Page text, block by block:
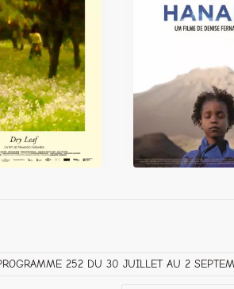
252 DU 30 JUILLET AU 2